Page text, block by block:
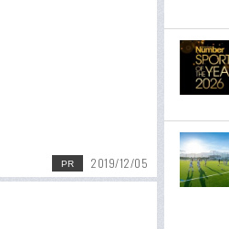
PR 2019/12/05